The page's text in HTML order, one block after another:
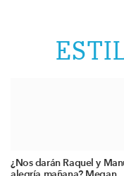
¿Nos darán Raquel y